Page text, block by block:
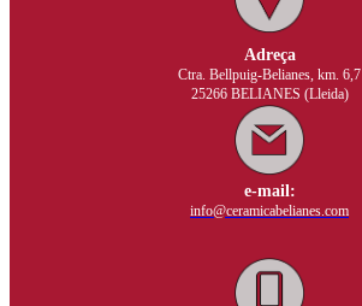
Adreça
Ctra. Bellpuig-Belianes, km. 6,7
25266 BELIANES (Lleida)
e-mail:
info@ceramicabelianes.com